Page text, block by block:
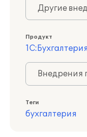
Другие
Продукт
Внедрения
Теги
бухгалтерия